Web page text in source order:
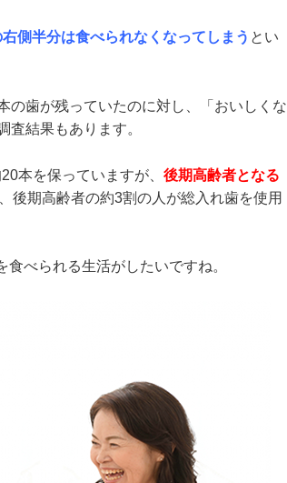
側半分は食べられなくなってしまう とい
の歯が残っていたのに対し、「おいしくな
結果もあります。
本を保っていますが、 後期高齢者となる
後期高齢者の約3割の人が総入れ歯を使用
べられる生活がしたいですね。